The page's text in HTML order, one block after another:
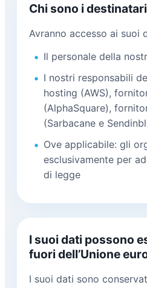
Chi sono i
Avranno accesso ai suoi
Il personale della
I nostri responsabili
hosting (AWS),
(AlphaSquare),
(Sarbacane e
Ove applicabile: gli
esclusivamente per
di legge
I suoi dati possono
fuori dell’Unione
I suoi dati sono